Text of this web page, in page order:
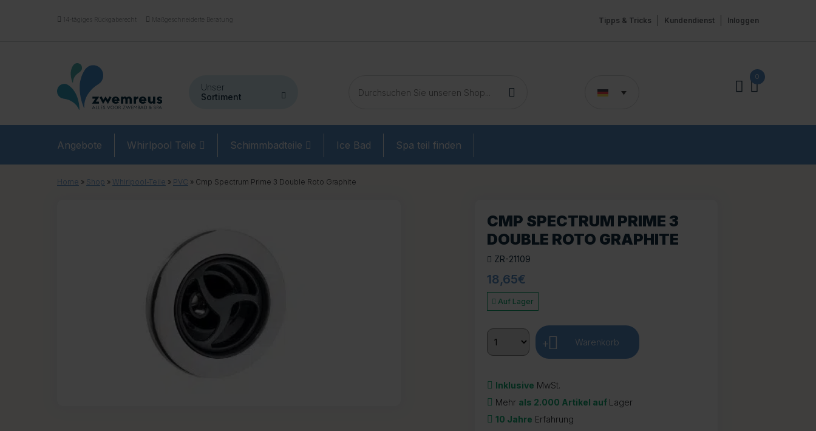
14-tägiges Rückgaberecht Maßgeschneiderte Beratung Inloggen
Kundendienst
Tipps & Tricks
Unser
Sortiment
0
Angebote Whirlpool Teile Schimmbadteile Ice Bad Spa teil finden
Home » Shop » Whirlpool-Teile » PVC » Cmp Spectrum Prime 3 Double Roto Graphite
CMP SPECTRUM PRIME 3
DOUBLE ROTO GRAPHITE
ZR-21109
18,65€
Auf Lager
+ Warenkorb
Inklusive MwSt.
Mehr als 2.000 Artikel auf Lager
10 Jahre Erfahrung